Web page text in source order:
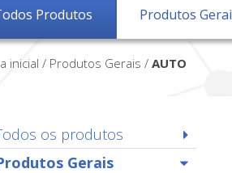
Produtos Produtos
inicial / Produtos Gerais / AUTO
os produtos
Gerais